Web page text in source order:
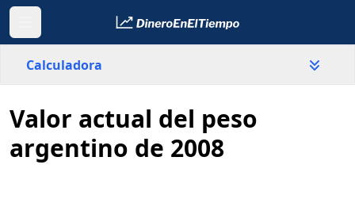
Calculadora
Argentina
País
Valor actual del peso
argentino de 2008